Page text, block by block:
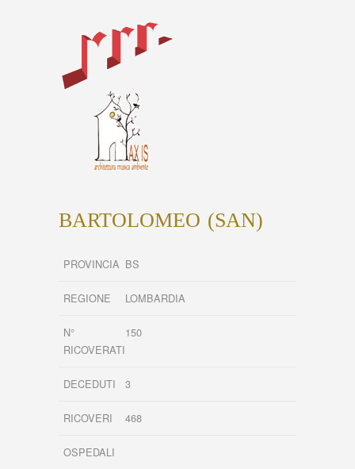
BARTOLOMEO (SAN)
PROVINCIA BS
REGIONE LOMBARDIA
N°
RICOVERATI
150
DECEDUTI 3
RICOVERI 468
OSPEDALI